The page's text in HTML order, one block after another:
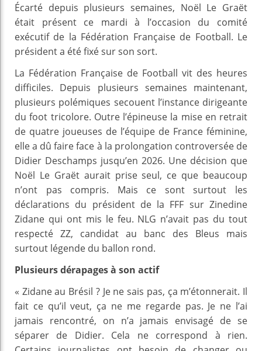
Écarté depuis plusieurs semaines, Noël Le Graët
était présent ce mardi à l’occasion du comité
exécutif de la Fédération Française de Football. Le
président a été fixé sur son sort.
La Fédération Française de Football vit des heures
difficiles. Depuis plusieurs semaines maintenant,
plusieurs polémiques secouent l’instance dirigeante
du foot tricolore. Outre l’épineuse la mise en retrait
de quatre joueuses de l’équipe de France féminine,
elle a dû faire face à la prolongation controversée de
Didier Deschamps jusqu’en 2026. Une décision que
Noël Le Graët aurait prise seul, ce que beaucoup
n’ont pas compris. Mais ce sont surtout les
déclarations du président de la FFF sur Zinedine
Zidane qui ont mis le feu. NLG n’avait pas du tout
respecté ZZ, candidat au banc des Bleus mais
surtout légende du ballon rond.
Plusieurs dérapages à son actif
« Zidane au Brésil ? Je ne sais pas, ça m’étonnerait. Il
fait ce qu’il veut, ça ne me regarde pas. Je ne l’ai
jamais rencontré, on n’a jamais envisagé de se
séparer de Didier. Cela ne correspond à rien.